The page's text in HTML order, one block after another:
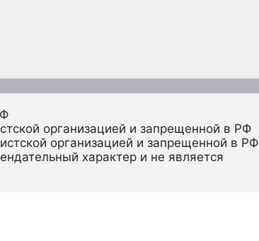
организацией и запрещенной в РФ
организацией и запрещенной в РФ
характер и не является